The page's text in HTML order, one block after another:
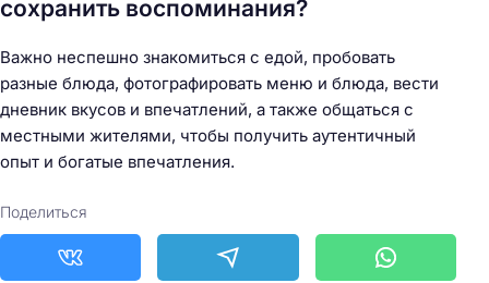
сохранить воспоминания?
Важно неспешно знакомиться с едой, пробовать
разные блюда, фотографировать меню и блюда, вести
дневник вкусов и впечатлений, а также общаться с
местными жителями, чтобы получить аутентичный
опыт и богатые впечатления.
Поделиться